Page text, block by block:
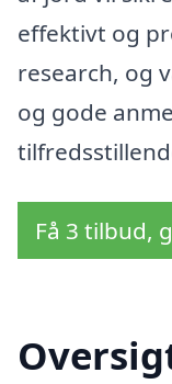
effektivt og
research, og
og gode
Få 3 tilbud,